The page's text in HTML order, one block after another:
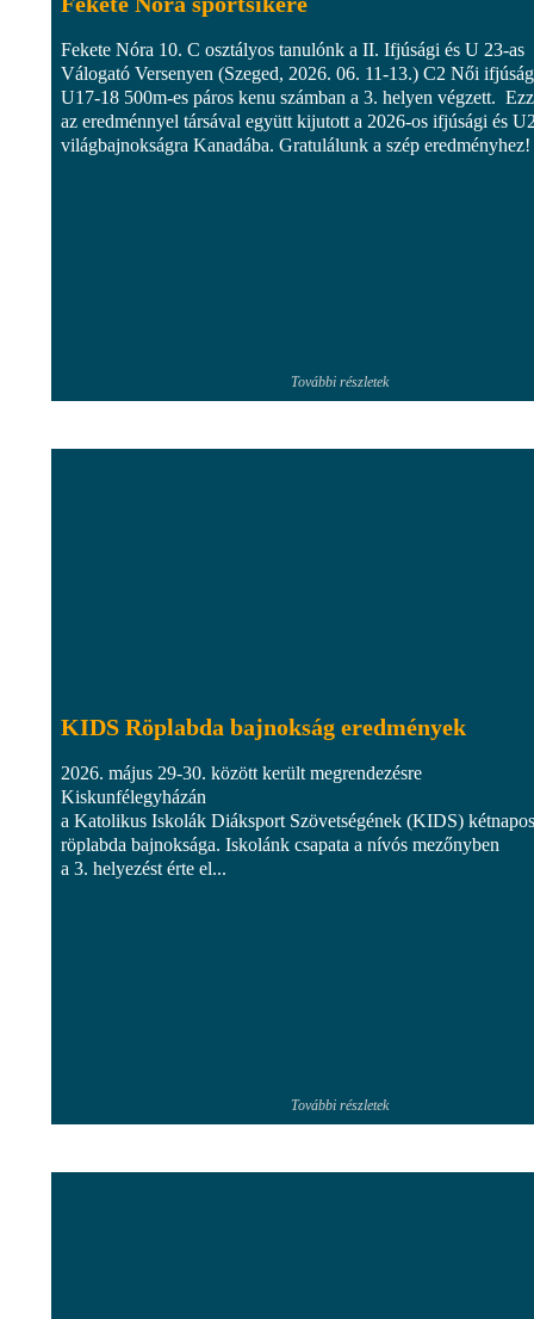
Fekete Nóra 10. C osztályos tanulónk a II. Ifjúsági és U 23-as
Válogató Versenyen (Szeged, 2026. 06. 11-13.) C2 Női
U17-18 500m-es páros kenu számban a 3. helyen végzett.
az eredménnyel társával együtt kijutott a 2026-os ifjúsági és
világbajnokságra Kanadába. Gratulálunk a szép eredményhez!
További részletek
KIDS Röplabda bajnokság eredmények
2026. május 29-30. között került megrendezésre
Kiskunfélegyházán
a Katolikus Iskolák Diáksport Szövetségének (KIDS) kétnapos
röplabda bajnoksága. Iskolánk csapata a nívós mezőnyben
a 3. helyezést érte el...
További részletek